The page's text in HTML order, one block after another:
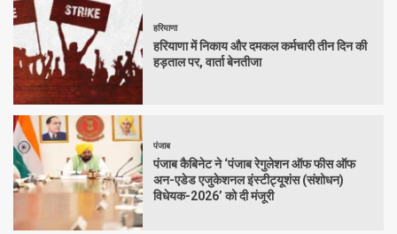
हरियाणा
हरियाणा में निकाय और दमकल कर्मचारी तीन दिन की
हड़ताल पर, वार्ता बेनतीजा
पंजाब
पंजाब कैबिनेट ने ‘पंजाब रेगुलेशन ऑफ फीस ऑफ
अन-एडेड एजुकेशनल इंस्टीट्यूशंस (संशोधन)
विधेयक-2026’ को दी मंजूरी